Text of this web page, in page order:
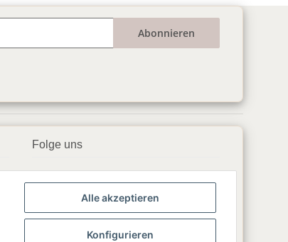
Abonnieren
Folge uns
▶️ YouTube
📸 Instagram
Alle akzeptieren
Konfigurieren